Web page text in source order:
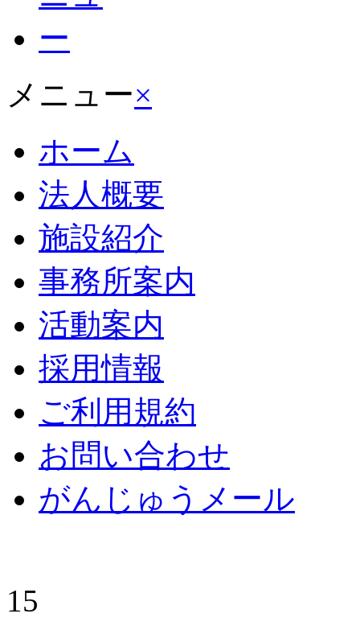
メニュー×
ホーム
法人概要
施設紹介
事務所案内
活動案内
採用情報
ご利用規約
お問い合わせ
がんじゅうメール
15